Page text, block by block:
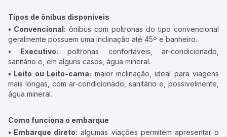
Tipos de ônibus disponíveis
• Convencional: ônibus com poltronas do tipo convencional
geralmente possuem uma inclinação até 45º e banheiro.
• Executivo: poltronas confortáveis, ar-condicionado,
sanitário e, em alguns casos, água mineral.
• Leito ou Leito-cama: maior inclinação, ideal para viagens
mais longas, com ar-condicionado, sanitário e, possivelmente,
água mineral.
Como funciona o embarque
• Embarque direto: algumas viações permitem apresentar o